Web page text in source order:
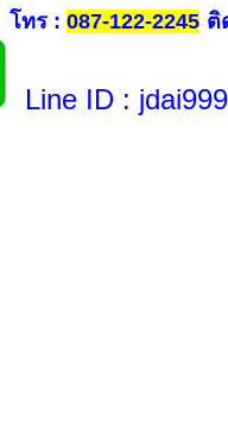
โทร: 087-122-2245ติ
Line ID :